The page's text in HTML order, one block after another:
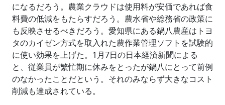
になるだろう。農業クラウドは使用料が安価であれば食
料費の低減をもたらすだろう。農水省や総務省の政策に
も反映させるべきだろう。愛知県にある鍋八農産はトヨ
タのカイゼン方式を取入れた農作業管理ソフトを試験的
に使い効果を上げた。1月7日の日本経済新聞による
と、従業員が繁忙期に休みをとったが鍋八にとって前例
のなかったことだという。それのみならず大きなコスト
削減も達成されている。